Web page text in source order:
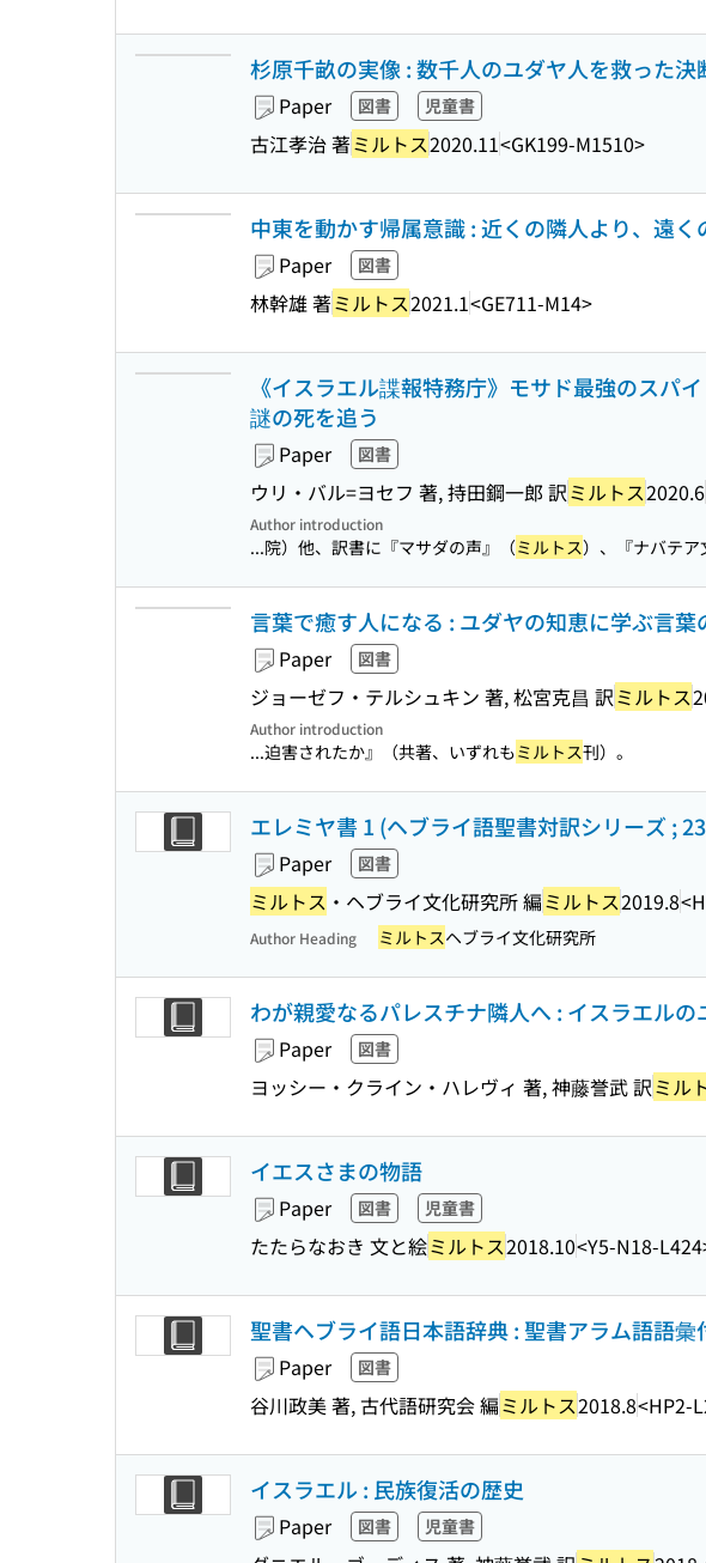
杉原千畝の実像 : 数千人のユダヤ人を救った決
Paper 図書 児童書
古江孝治 著ミルトス2020.11<GK199-M1510>
中東を動かす帰属意識 : 近くの隣人より、遠く
Paper 図書
林幹雄 著ミルトス2021.1<GE711-M14>
《イスラエル諜報特務庁》モサド最強のスパ
謎の死を追う
Paper 図書
ウリ・バル=ヨセフ 著, 持田鋼一郎 訳ミルトス2020.6
Author introduction
...院）他、訳書に『マサダの声』（ミルトス）、『ナバテ
言葉で癒す人になる : ユダヤの知恵に学ぶ言葉
Paper 図書
ジョーゼフ・テルシュキン 著, 松宮克昌 訳ミルトス
Author introduction
...迫害されたか』（共著、いずれもミルトス刊）。
エレミヤ書 1 (ヘブライ語聖書対訳シリーズ ;
Paper 図書
ミルトス ・ヘブライ文化研究所 編ミルトス2019.8
Author Heading ミルトスヘブライ文化研究所
わが親愛なるパレスチナ隣人へ : イスラエル
Paper 図書
ヨッシー・クライン・ハレヴィ 著, 神藤誉武 訳ミル
イエスさまの物語
Paper 図書 児童書
たたらなおき 文と絵ミルトス2018.10<Y5-N18-
聖書ヘブライ語日本語辞典 : 聖書アラム語語彙
Paper 図書
谷川政美 著, 古代語研究会 編ミルトス2018.8<HP2-
イスラエル : 民族復活の歴史
Paper 図書 児童書